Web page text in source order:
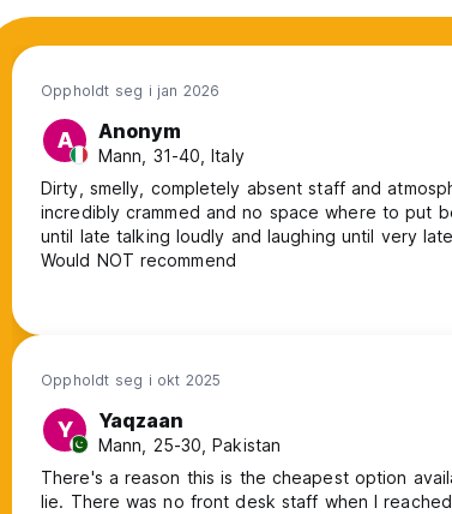
Oppholdt seg i jan 2026
A Anonym
Mann, 31-40, Italy
Dirty, smelly, completely absent staff and
incredibly crammed and no space where to put
until late talking loudly and laughing until very
Would NOT recommend
Oppholdt seg i okt 2025
Y Yaqzaan
Mann, 25-30, Pakistan
There's a reason this is the cheapest option
lie. There was no front desk staff when I